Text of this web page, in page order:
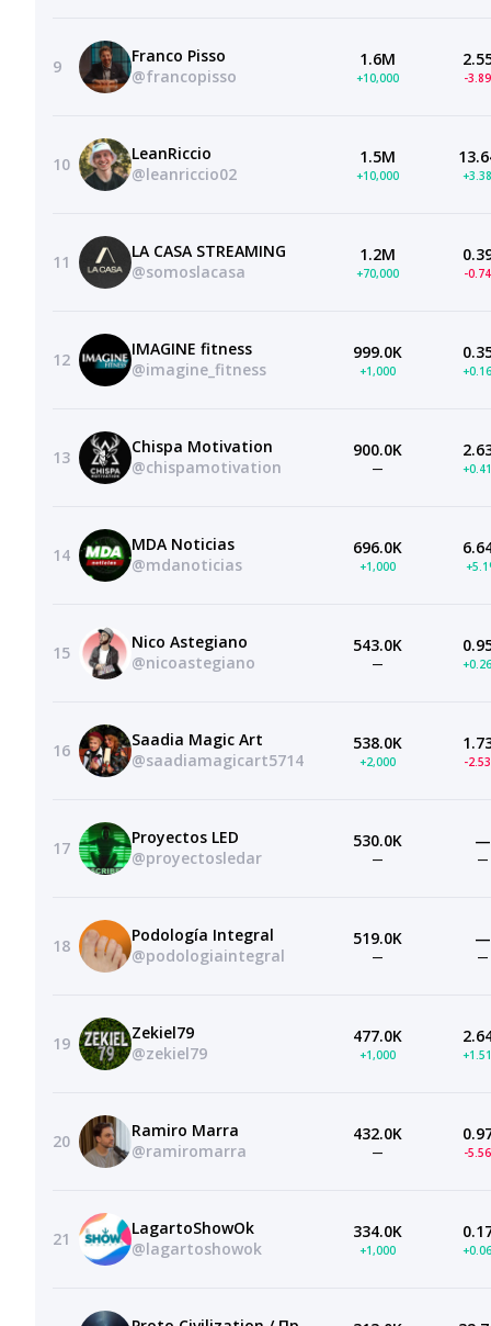
9
Franco Pisso
@francopisso
1.6M
+10,000 -
10
LeanRiccio
@leanriccio02
1.5M
+10,000
11
LA CASA STREAMING
@somoslacasa
1.2M
+70,000 -
12
IMAGINE fitness
@imagine_fitness
999.0K
+1,000
13
Chispa Motivation
@chispamotivation
900.0K
—
14
MDA Noticias
@mdanoticias
696.0K
+1,000
15
Nico Astegiano
@nicoastegiano
543.0K
—
16
Saadia Magic Art
@saadiamagicart5714
538.0K
+2,000 -
17
Proyectos LED
@proyectosledar
530.0K
—
—
—
18
Podología Integral
@podologiaintegral
519.0K
—
—
—
19
Zekiel79
@zekiel79
477.0K
+1,000
20
Ramiro Marra
@ramiromarra
432.0K
— -
21
LagartoShowOk
@lagartoshowok
334.0K
+1,000